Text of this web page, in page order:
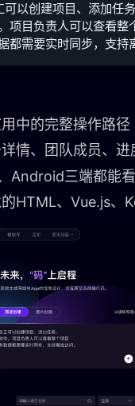
以创建项目、添加任务
项目负责人可以查看整
中的完整操作路径
情、团队成员、
Android三端都能看
HTML、Vue.js、